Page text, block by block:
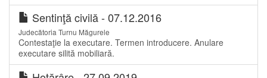
Sentinţă civilă - 07.12.2016
Judecătoria Turnu Măgurele
Contestaţie la executare. Termen introducere. Anulare
executare silită mobiliară.